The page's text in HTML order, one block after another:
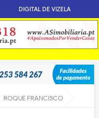
DIGITAL DE VIZELA
ROQUE FRANCISCO